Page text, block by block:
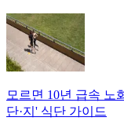
모르면 10년 급속 노
단·지' 식단 가이드